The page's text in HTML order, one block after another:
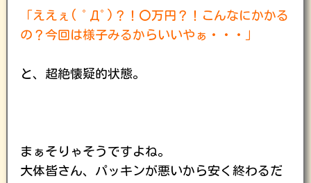
「ええぇ( ﾟДﾟ)？！〇万円？！こんなにかかる
の？今回は様子みるからいいやぁ・・・」
と、超絶懐疑的状態。
まぁそりゃそうですよね。
大体皆さん、パッキンが悪いから安く終わるだ